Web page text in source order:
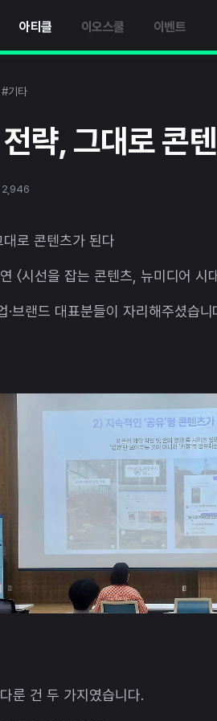
아티클 이오스쿨 이벤트
#기타
략, 그대로 콘
2,946
로 콘텐츠가 된다
〈시선을 잡는 콘텐츠, 뉴미디어 시
·브랜드 대표분들이 자리해주셨습니
룬 건 두 가지였습니다.